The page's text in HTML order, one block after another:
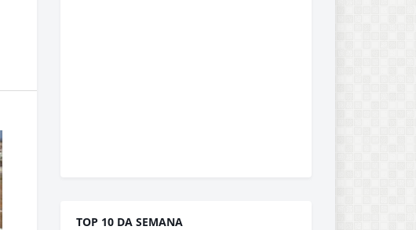
TOP 10 DA SEMANA